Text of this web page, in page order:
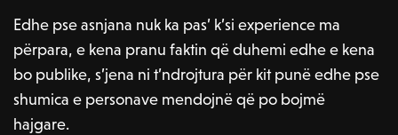
Edhe pse asnjana nuk ka pas’ k’si experience ma
përpara, e kena pranu faktin që duhemi edhe e kena
bo publike, s’jena ni t’ndrojtura për kit punë edhe pse
shumica e personave mendojnë që po bojmë
hajgare.